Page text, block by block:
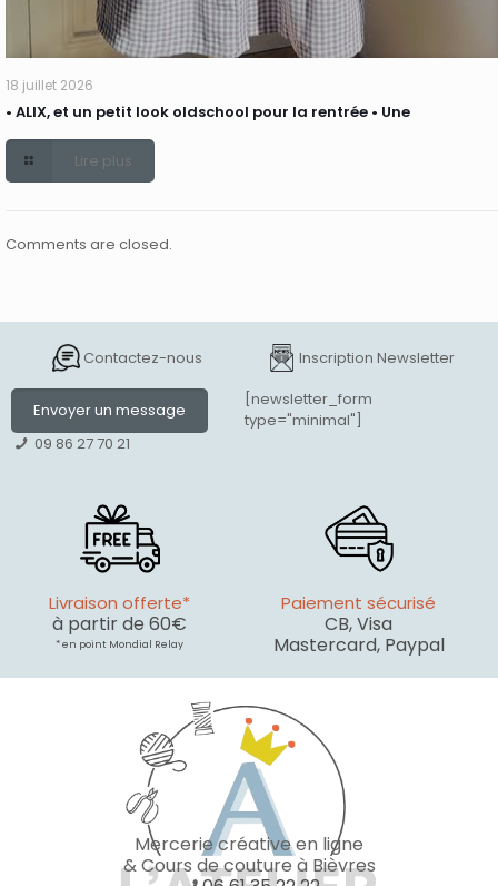
18 juillet 2026
• ALIX, et un petit look oldschool pour la rentrée • Une
Lire plus
Comments are closed.
Contactez-nous
Envoyer un message
09 86 27 70 21
Inscription Newsletter
[newsletter_form
type="minimal"]
Livraison offerte*
à partir de 60€
* en point Mondial Relay
Paiement sécurisé
CB, Visa
Mastercard, Paypal
Mercerie créative en ligne
& Cours de couture à Bièvres